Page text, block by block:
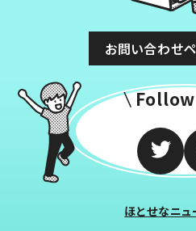
お問い合わせ
ほとせなニュ